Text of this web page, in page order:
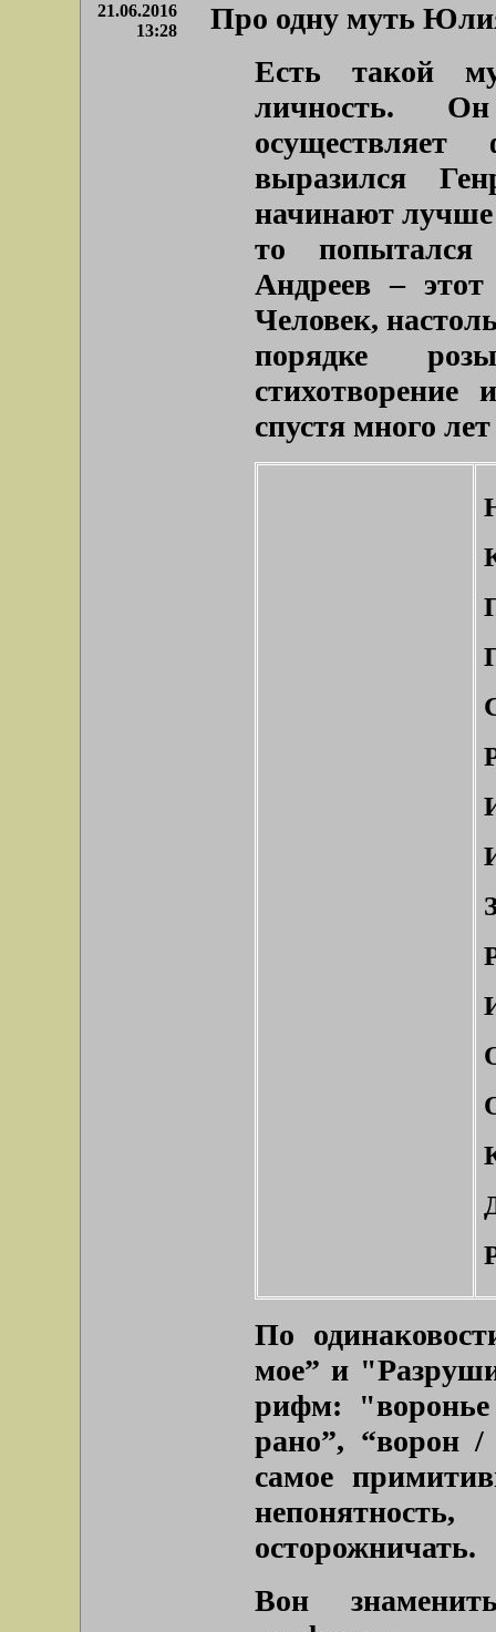
21.06.2016
13:28
Про одну муть
Есть такой
личность.
выразился
начинают лучше
то попытался
Андреев –
Человек,
порядке
спустя много
По
мое” и
рифм:
рано”, “ворон /
самое
осторожничать.
Вон